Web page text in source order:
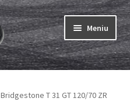
Meniu
menu
Bridgestone T 31 GT 120/70 ZR